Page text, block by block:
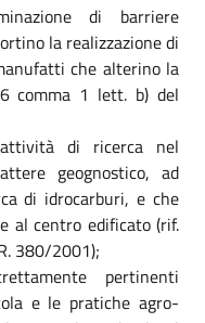
di barriere
la realizzazione di
che alterino la
comma 1 lett. b) del
di ricerca nel
geognostico, ad
di idrocarburi, e che
al centro edificato (rif.
380/2001);
pertinenti
e le pratiche agro-